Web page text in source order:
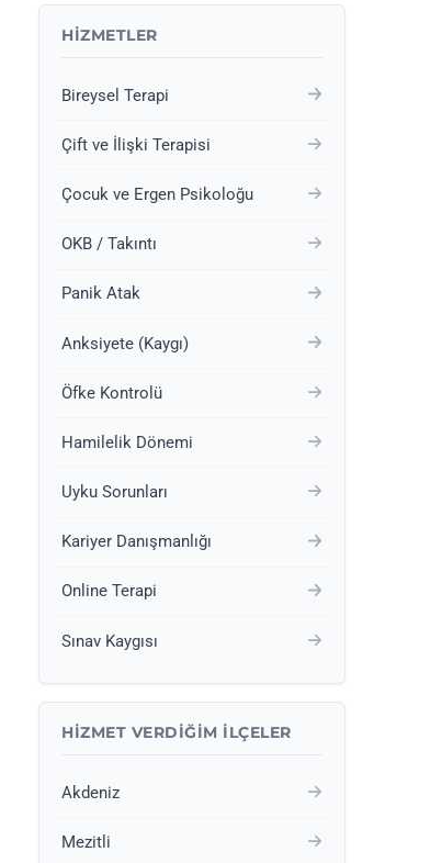
HIZMETLER
Bireysel Terapi
Çift ve İlişki Terapisi
Çocuk ve Ergen Psikoloğu
OKB / Takıntı
Panik Atak
Anksiyete (Kaygı)
Öfke Kontrolü
Hamilelik Dönemi
Uyku Sorunları
Kariyer Danışmanlığı
Online Terapi
Sınav Kaygısı
HIZMET VERDIĞIM İLÇELER
Akdeniz
Mezitli